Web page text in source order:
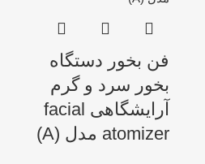
فن بخور دستگاه
بخور سرد و گرم
آرایشگاهی facial
atomizer مدل (A)